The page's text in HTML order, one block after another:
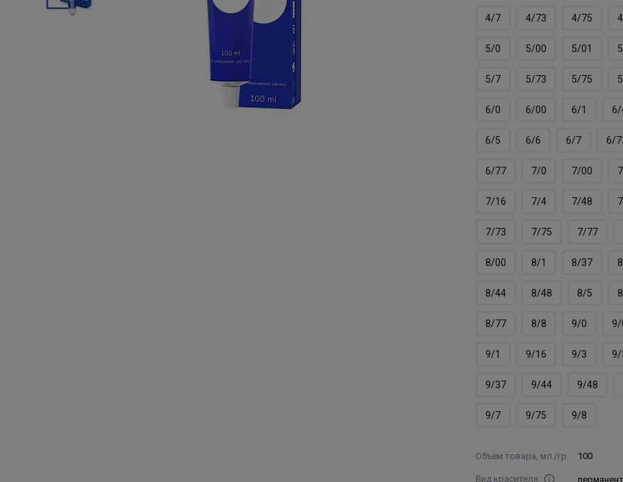
4/7 4/73 4/75
5/0 5/00 5/01
5/7 5/73 5/75
6/0 6/00 6/1 6/
6/5 6/6 6/7 6/
6/77 7/0 7/00
7/16 7/4 7/48
7/73 7/75 7/77
8/00 8/1 8/37
8/44 8/48 8/5
8/77 8/8 9/0 9/
9/1 9/16 9/3 9/
9/37 9/44 9/48
9/7 9/75 9/8
Объем товара, мл./гр 100
Вид красителя